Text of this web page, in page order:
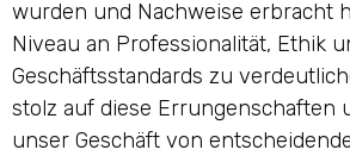
wurden und Nachweise erbracht
Niveau an Professionalität, Ethik
Geschäftsstandards zu
stolz auf diese Errungenschaften
unser Geschäft von